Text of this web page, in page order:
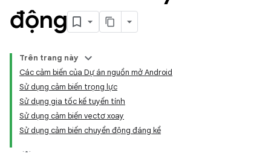
động
Trên trang này
Các cảm biến của Dự án nguồn mở Android
Sử dụng cảm biến trọng lực
Sử dụng gia tốc kế tuyến tính
Sử dụng cảm biến vectơ xoay
Sử dụng cảm biến chuyển động đáng kể